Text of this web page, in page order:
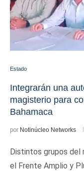
Estado
Integrarán una
magisterio para
Bahamaca
por Notinúcleo Networks
Distintos grupos del
el Frente Amplio y